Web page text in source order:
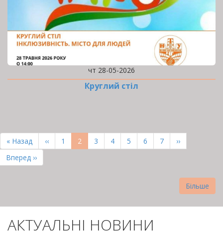
чт 28-05-2026
Круглий стіл
НА
СТОРІНКИ
Перша
сторінка
« Назад
Попередня
сторінка
‹‹ Page
1
Поточна
сторінка
2 Page
3 Page
4 Page
5 Page
6 Page
7
Наступна
сторінка
››
Остання
сторінка
Вперед ››
Більше
АКТУАЛЬНІ НОВИНИ